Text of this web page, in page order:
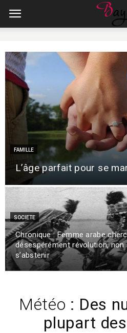
FAMILLE
L’âge parfait pour se
SOCIETE
Chronique : Femme arabe
désespérément révolution, non
s’abstenir
Météo : Des
plupart